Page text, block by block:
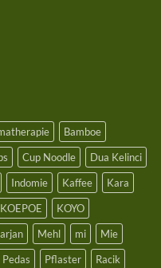
Bamboe
Cup Noodle
Dua Kelinci
Indomie Kaffee
Kara
KOYO
Mehl mi
Mie
Pedas Pflaster Racik